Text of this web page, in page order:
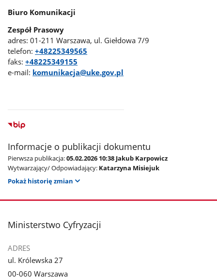
Biuro Komunikacji
Zespół Prasowy
adres: 01-211 Warszawa, ul. Giełdowa 7/9
telefon:+48225349565
faks:+48225349155
e-mail: komunikacja@uke.gov.pl
Informacje o publikacji dokumentu
Pierwsza publikacja:05.02.2026 10:38 Jakub Karpowicz
Wytwarzający/ Odpowiadający: Katarzyna Misiejuk
Pokaż historię zmian
stopka
Ministerstwo Cyfryzacji
ADRES
ul. Królewska 27
00-060 Warszawa